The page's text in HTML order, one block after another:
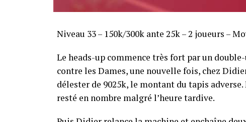
Sofian Benaissa, vainqueur bien entouré !
Niveau 33 – 150k/300k ante 25k – 2 joueurs –
Le heads-up commence très fort par un
contre les Dames, une nouvelle fois, chez
délester de 9025k, le montant du tapis
resté en nombre malgré l’heure tardive.